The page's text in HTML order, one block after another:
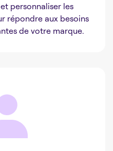
personnaliser les
répondre aux besoins
de votre marque.